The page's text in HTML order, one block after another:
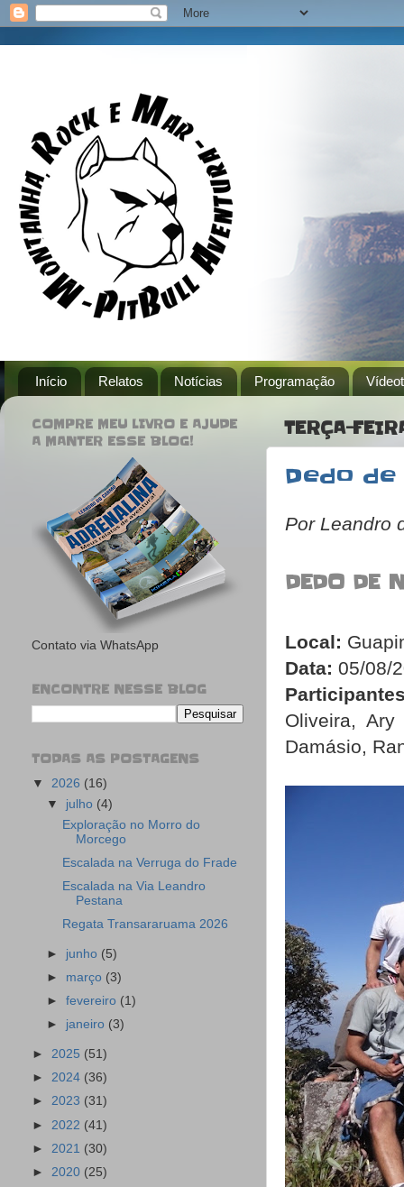
Início Relatos Notícias Programação
TERÇA-
Dedo de
Por Leandro
DEDO DE
Local:
Data: 05/08/
Oliveira,
Damásio,
COMPRE MEU LIVRO E AJUDE
A MANTER ESSE BLOG!
Contato via WhatsApp
ENCONTRE NESSE BLOG
TODAS AS POSTAGENS
▼ 2026 (16)
▼ julho (4)
Exploração no Morro do
Morcego
Escalada na Verruga do Frade
Escalada na Via Leandro
Pestana
Regata Transararuama 2026
► junho (5)
► março (3)
►fevereiro (1)
► janeiro (3)
► 2025 (51)
► 2024 (36)
► 2023 (31)
► 2022 (41)
► 2021 (30)
► 2020 (25)